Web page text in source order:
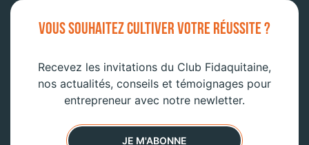
VOUS SOUHAITEZ CULTIVER VOTRE RÉUSSITE ?
Recevez les invitations du Club Fidaquitaine,
nos actualités, conseils et témoignages pour
entrepreneur avec notre newletter.
JE M'ABONNE